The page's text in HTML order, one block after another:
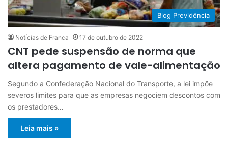
Blog Previdência
Notícias de Franca 17 de outubro de 2022
CNT pede suspensão de norma que
altera pagamento de vale-alimentação
Segundo a Confederação Nacional do Transporte, a lei impõe
severos limites para que as empresas negociem descontos com
os prestadores…
Leia mais »